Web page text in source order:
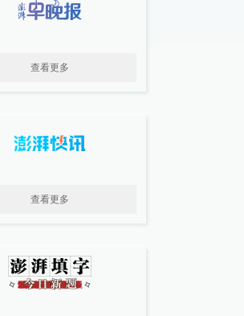
查看更多
查看更多